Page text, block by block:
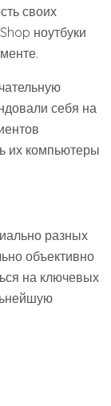
своих
ноутбуки
себя на
их компьютеры
разных
объективно
на ключевых